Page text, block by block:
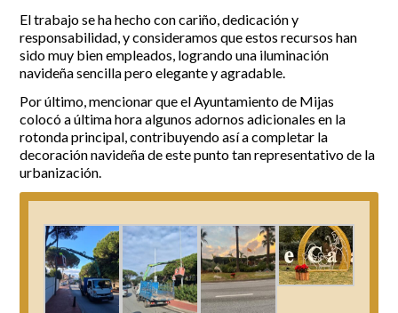
Ruta de árboles singulares
Parque Canino
El trabajo se ha hecho con cariño, dedicación y
responsabilidad, y consideramos que estos recursos han
sido muy bien empleados, logrando una iluminación
navideña sencilla pero elegante y agradable.
Por último, mencionar que el Ayuntamiento de Mijas
colocó a última hora algunos adornos adicionales en la
rotonda principal, contribuyendo así a completar la
decoración navideña de este punto tan representativo de la
urbanización.